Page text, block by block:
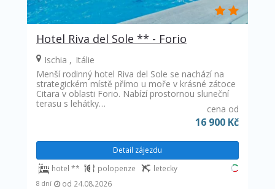
Hotel Riva del Sole ** - Forio
Ischia
Itálie
Menší rodinný hotel Riva del Sole se nachází na
strategickém místě přímo u moře v krásné zátoce
Citara v oblasti Forio. Nabízí prostornou sluneční
terasu s lehátky…
cena od
16 900 Kč
Detail zájezdu
hotel ** polopenze
letecky
od 24.08.2026
8 dní